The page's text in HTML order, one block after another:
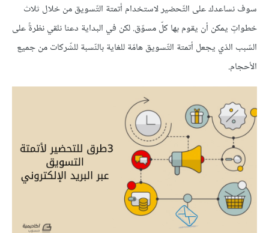
سوف نساعدك على التّحضير لاستخدام أتمتة التّسويق من خلال ثلاث
خطواتٍ يمكن أن يقوم بها كلّ مسوّق. لكن في البداية دعنا نلقي نظرةً على
السّبب الذي يجعل أتمتة التّسويق هامّة للغاية بالنّسبة للشّركات من جميع
الأحجام.